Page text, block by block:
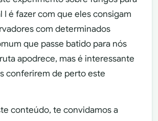
I é fazer com que eles consigam
com determinados
que passe batido para nós
apodrece, mas é interessante
conferirem de perto este
conteúdo, te convidamos a